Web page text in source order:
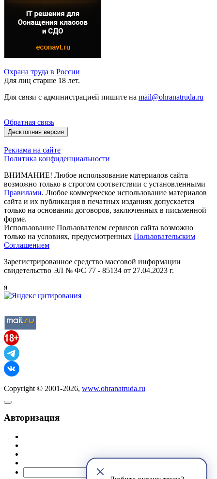
Охрана труда в России
Для лиц старше 18 лет.
Для связи с администрацией пишите на mail@ohranatruda.ru
Обратная связь
Десктопная версия
Реклама на сайте
Политика конфиденциальности
ВНИМАНИЕ! Любое использование материалов сайта
возможно только в строгом соответствии с установленными
Правилами. Любое коммерческое использование материалов
сайта и их публикация в печатных изданиях допускается
только на основании договоров, заключенных в письменной
форме.
Использование Пользователем сервисов сайта возможно
только на условиях, предусмотренных Пользовательским
Соглашением
Зарегистрированное средство массовой информации
свидетельство ЭЛ № ФС 77 - 85134 от 27.04.2023 г.
я
Copyright © 2001-2026, www.ohranatruda.ru
Авторизация